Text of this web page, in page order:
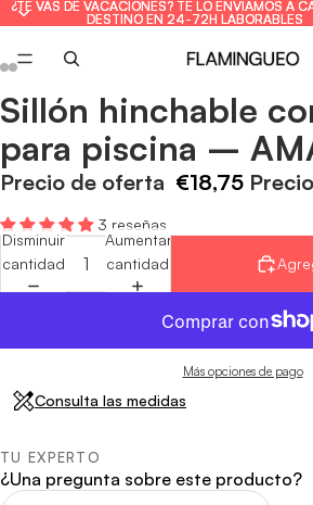
¿TE VAS DE VACACIONES? TE LO ENVIAMOS A
DESTINO EN 24-72H LABORABLES
¿TE VAS DE VACACIONES? TE LO ENVIAMOS A
DESTINO EN 24-72H LABORABLES
Abrir
imagen
a
pantalla
Abrir
imagen
a
pantalla
Abrir
imagen
a
pantalla
Abrir
imagen
a
pantalla
Sillón hinchable
para piscina –
Precio de oferta €18,75
3 reseñas
Disminuir
cantidad
Aumentar
cantidad
Más opciones de pago
Consulta las medidas
TU EXPERTO
¿Una pregunta sobre este producto?